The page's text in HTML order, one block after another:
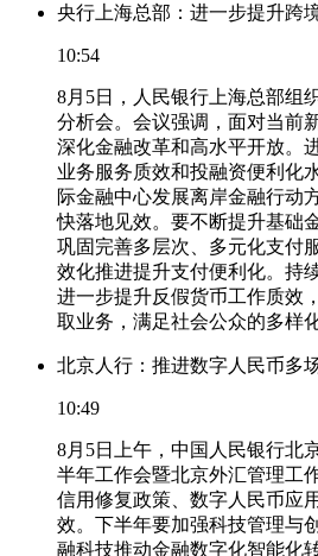
央行上海总部：进一步提升跨
10:54
8月5日，人民银行上海总部组
分析会。会议强调，面对当前
深化金融改革和高水平开放。
业务服务质效和投融资便利化
际金融中心发展离岸金融行动
快落地见效。要不断提升基础
巩固完善多层次、多元化支付
效化推进提升支付便利化。持
进一步提升反假货币工作质效
取业务，满足社会公众的多样
北京人行：推进数字人民币多
10:49
8月5日上午，中国人民银行北
半年工作会暨北京外汇管理工
信用修复政策、数字人民币应
效。下半年要加强科技管理与
融科技推动金融数字化智能化